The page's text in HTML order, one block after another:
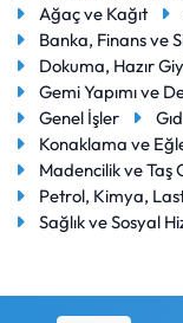
Ağaç ve Kağıt
Banka, Finans ve
Dokuma, Hazır
Gemi Yapımı ve
Genel İşler
Konaklama ve
Madencilik ve Taş
Petrol, Kimya,
Sağlık ve Sosyal